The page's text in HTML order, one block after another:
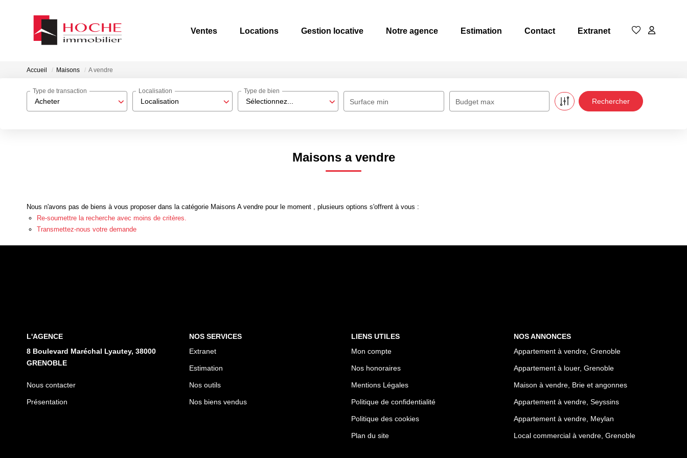
Ventes Locations Gestion locative Notre agence Estimation Contact Extranet
Accueil Maisons A vendre
Acheter
Type de transaction
Localisation
Localisation
Sélectionnez...
Type de bien
Surface min Budget max
Maisons a vendre
Nous n'avons pas de biens à vous proposer dans la catégorie Maisons A vendre pour le moment , plusieurs options s'offrent à vous :
Re-soumettre la recherche avec moins de critères.
Transmettez-nous votre demande
L'AGENCE
8 Boulevard Maréchal Lyautey, 38000
GRENOBLE
Nous contacter
Présentation
NOS SERVICES
Extranet
Estimation
Nos outils
Nos biens vendus
LIENS UTILES
Mon compte
Nos honoraires
Mentions Légales
Politique de confidentialité
Politique des cookies
Plan du site
NOS ANNONCES
Appartement à vendre, Grenoble
Appartement à louer, Grenoble
Maison à vendre, Brie et angonnes
Appartement à vendre, Seyssins
Appartement à vendre, Meylan
Local commercial à vendre, Grenoble